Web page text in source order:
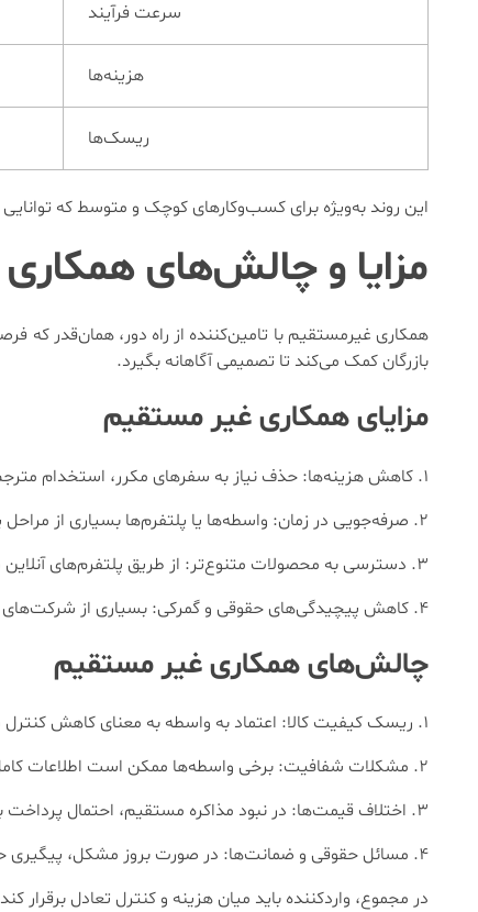
سرعت فرآیند
هزینه‌ها
ریسک‌ها
این روند به‌ویژه برای کسب‌وکارهای کوچک و متوسط که توانایی
مزایا و چالش‌های همکاری
همکاری غیرمستقیم با تامین‌کننده از راه دور، همان‌قدر که
بازرگان کمک می‌کند تا تصمیمی آگاهانه بگیرد.
مزایای همکاری غیر مستقیم
کاهش هزینه‌ها: حذف نیاز به سفرهای مکرر، استخدام
صرفه‌جویی در زمان: واسطه‌ها یا پلتفرم‌ها بسیاری از
دسترسی به محصولات متنوع‌تر: از طریق پلتفرم‌های
کاهش پیچیدگی‌های حقوقی و گمرکی: بسیاری از شرکت‌های
چالش‌های همکاری غیر مستقیم
ریسک کیفیت کالا: اعتماد به واسطه به معنای کاهش
مشکلات شفافیت: برخی واسطه‌ها ممکن است اطلاعات کامل
اختلاف قیمت‌ها: در نبود مذاکره مستقیم، احتمال پرداخت
مسائل حقوقی و ضمانت‌ها: در صورت بروز مشکل، پیگیری
در مجموع، واردکننده باید میان هزینه و کنترل تعادل